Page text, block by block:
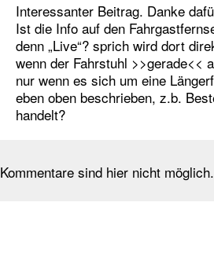
Interessanter Beitrag. Danke
Ist die Info auf den
denn „Live“? sprich wird dort
wenn der Fahrstuhl >>gerade<<
nur wenn es sich um eine
eben oben beschrieben, z.b.
handelt?
Kommentare sind hier nicht möglich.